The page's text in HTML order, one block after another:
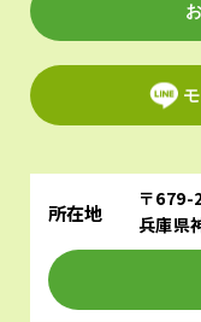
所在地
〒679-
兵庫県